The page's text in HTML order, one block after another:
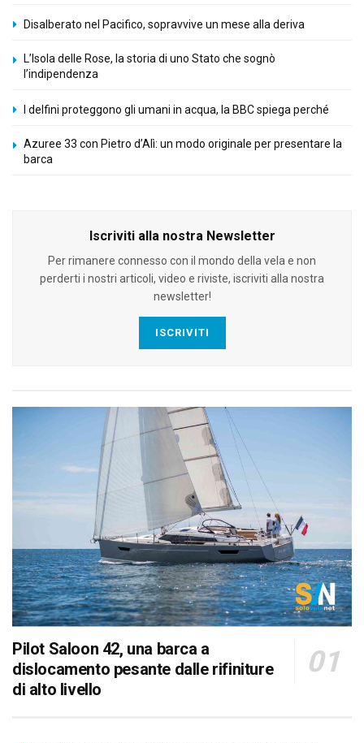
Disalberato nel Pacifico, sopravvive un mese alla deriva
L’Isola delle Rose, la storia di uno Stato che sognò
l’indipendenza
I delfini proteggono gli umani in acqua, la BBC spiega perché
Azuree 33 con Pietro d’Alì: un modo originale per presentare la
barca
Iscriviti alla nostra Newsletter
Per rimanere connesso con il mondo della vela e non
perderti i nostri articoli, video e riviste, iscriviti alla nostra
newsletter!
ISCRIVITI
Pilot Saloon 42, una barca a
dislocamento pesante dalle rifiniture
di alto livello